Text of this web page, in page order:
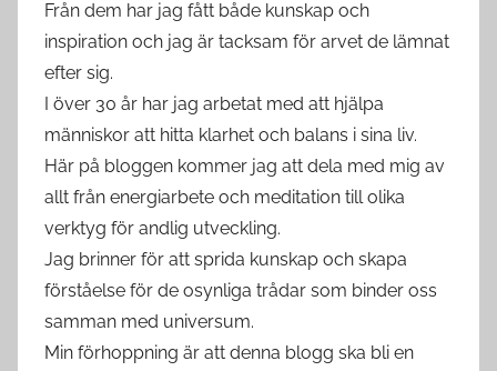
Från dem har jag fått både kunskap och
inspiration och jag är tacksam för arvet de lämnat
efter sig.
I över 30 år har jag arbetat med att hjälpa
människor att hitta klarhet och balans i sina liv.
Här på bloggen kommer jag att dela med mig av
allt från energiarbete och meditation till olika
verktyg för andlig utveckling.
Jag brinner för att sprida kunskap och skapa
förståelse för de osynliga trådar som binder oss
samman med universum.
Min förhoppning är att denna blogg ska bli en